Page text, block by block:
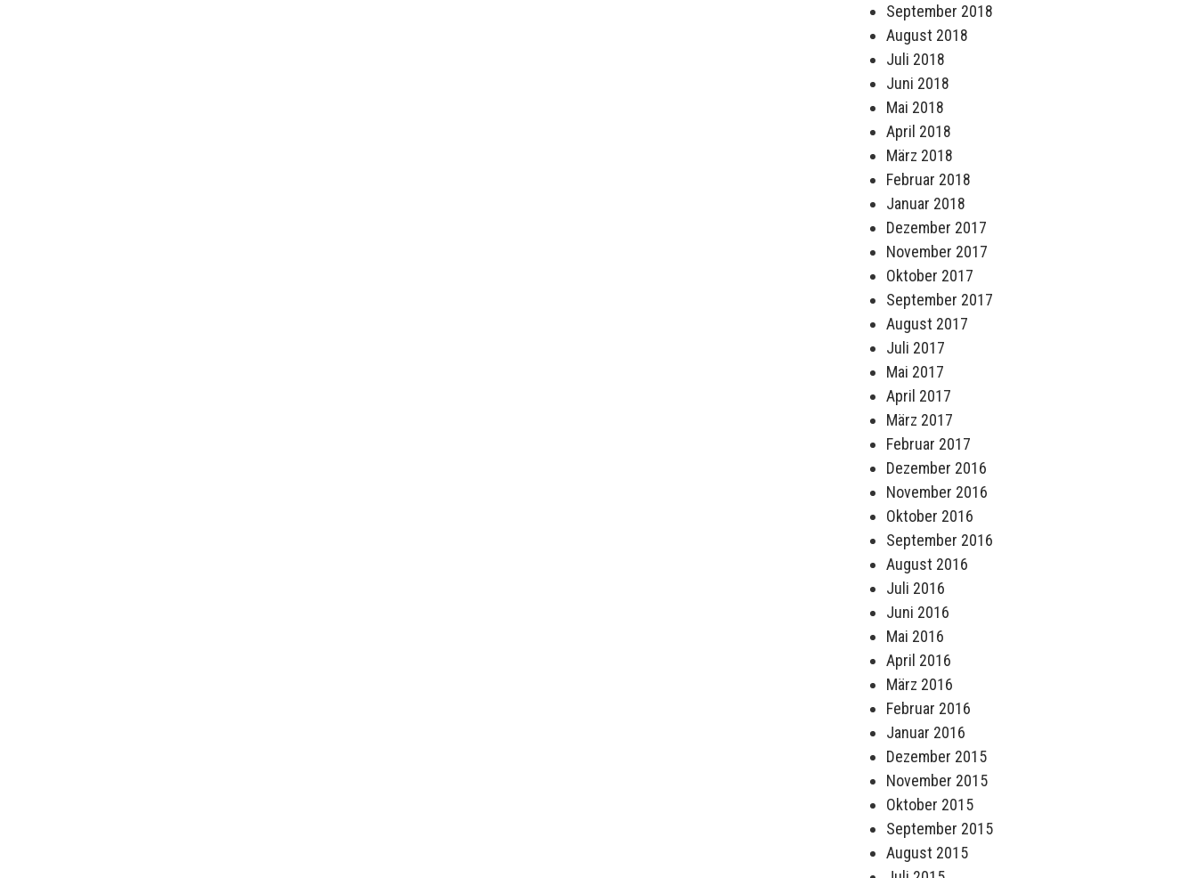
September 2018
August 2018
Juli 2018
Juni 2018
Mai 2018
April 2018
März 2018
Februar 2018
Januar 2018
Dezember 2017
November 2017
Oktober 2017
September 2017
August 2017
Juli 2017
Mai 2017
April 2017
März 2017
Februar 2017
Dezember 2016
November 2016
Oktober 2016
September 2016
August 2016
Juli 2016
Juni 2016
Mai 2016
April 2016
März 2016
Februar 2016
Januar 2016
Dezember 2015
November 2015
Oktober 2015
September 2015
August 2015